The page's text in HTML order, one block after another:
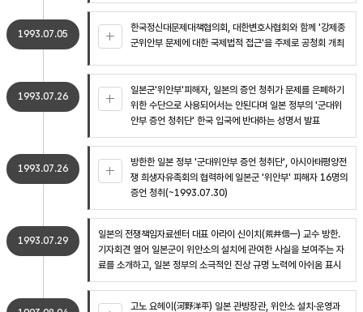
1993.07.05
한국정신대문제대책협의회, 대한변호사협회와 함께 '강제종
군위안부 문제에 대한 국제법적 접근'을 주제로 공청회 개최
1993.07.26
일본군'위안부'피해자, 일본의 증언 청취가 문제를 은폐하기
위한 수단으로 사용되어서는 안된다며 일본 정부의 '군대위
안부 증언 청취단' 한국 입국에 반대하는 성명서 발표
1993.07.26
방한한 일본 정부 '군대위안부 증언 청취단', 아시아태평양전
쟁 희생자유족회의 협력하에 일본군 '위안부' 피해자 16명의
증언 청취(~1993.07.30)
1993.07.29
일본의 전쟁책임자료센터 대표 아라이 신이치(荒井信一) 교수 방한.
기자회견 열어 일본군이 위안소의 설치에 관여한 사실을 보여주는 자
료를 소개하고, 일본 정부의 소극적인 진상 규명 노력에 아쉬움 표시
고노 요헤이(河野洋平) 일본 관방장관, 위안소 설치·운영과